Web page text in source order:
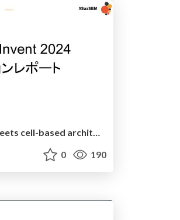
Report of 「SaaS meets cell-based architecture: A natural multi-tenant fit (SAS315)」
0 190